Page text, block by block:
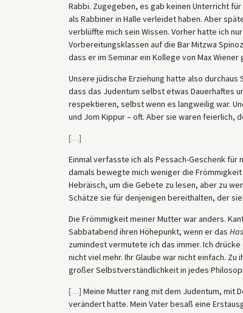
Rabbi. Zugegeben, es gab keinen Unterricht
als Rabbiner in Halle verleidet haben. Aber
verblüffte mich sein Wissen. Vorher hatte ich
Vorbereitungsklassen auf die Bar Mitzwa
dass er im Seminar ein Kollege von Max
Unsere jüdische Erziehung hatte also
dass das Judentum selbst etwas Dauerhaftes
respektieren, selbst wenn es langweilig war.
und Jom Kippur – oft. Aber sie waren feierlich,
[…]
Einmal verfasste ich als Pessach-Geschenk für
damals bewegte mich weniger die
Hebräisch, um die Gebete zu lesen, aber zu
Schätze sie für denjenigen bereithalten, der
Die Frömmigkeit meiner Mutter war anders.
Sabbatabend ihren Höhepunkt, wenn er das
zumindest vermutete ich das immer. Ich
nicht viel mehr. Ihr Glaube war nicht einfach.
großer Selbstverständlichkeit in jedes
[…] Meine Mutter rang mit dem Judentum, mit
verändert hatte. Mein Vater besaß eine